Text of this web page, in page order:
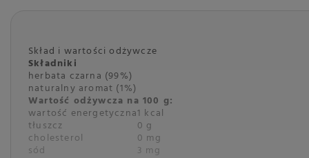
Skład i wartości odżywcze
Składniki
herbata czarna (99%)
naturalny aromat (1%)
Wartość odżywcza na 100 g:
wartość energetyczna1 kcal
tłuszcz 0 g
cholesterol 0 mg
sód 3 mg